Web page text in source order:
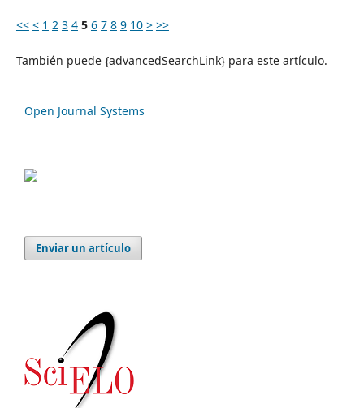
<< < 1 2 3 4 5 6 7 8 9 10 > >>
También puede {advancedSearchLink} para este artículo.
Open Journal Systems
Enviar un artículo